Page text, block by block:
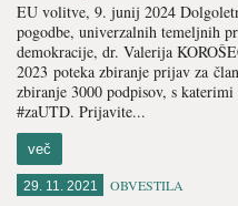
EU volitve, 9. junij 2024
pogodbe, univerzalnih temeljnih
demokracije, dr. Valerija
2023 poteka zbiranje prijav za
zbiranje 3000 podpisov, s
#zaUTD. Prijavite...
več
29. 11. 2021 OBVESTILA